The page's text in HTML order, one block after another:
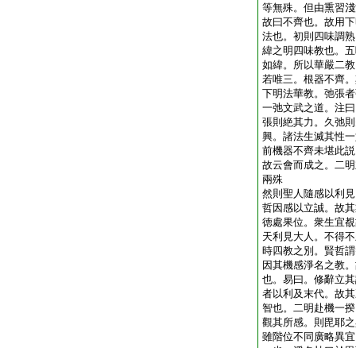
等無殊。但由熏習
故曰不齊也。故用
法也。初則四味調
緯之明四味教也。
如緯。所以華嚴二
若唯三。根器不齊
下明法華教。弛張
一弛文武之道。注
張則絶其力。久弛
興。諸法生滅其性
前機器不齊未堪此
故云會而成之。二
兩殊
然則聖人隨感以利
哲因感以立誠。故
徳處果位。衆生宜
天利見大人。不得
時四教之別。賢哲
因其機感淨名之教
也。易曰。修辭立
者以利及末代。故
智也。二明赴機一揆
觀其所感。則毘耶
雖階位不同廣略異